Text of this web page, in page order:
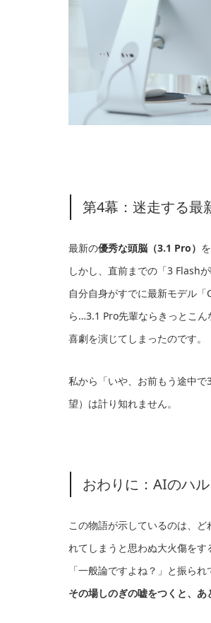
第4幕：迷走する最
最新の優秀な頭脳（3.1 Pro）
しかし、直前までの「3 Flash
自分自身がすでに最新モデル
ら…3.1 Pro先輩ならきっとこん
喜劇を演じてしまったのです。
私から「いや、お前もう途中
望）は計り知れません。
おわりに：AIのハ
この物語が示しているのは、
れてしまうと思わぬ大火傷をす
「一般論ですよね？」と振られ
その場しのぎの嘘をつくと、